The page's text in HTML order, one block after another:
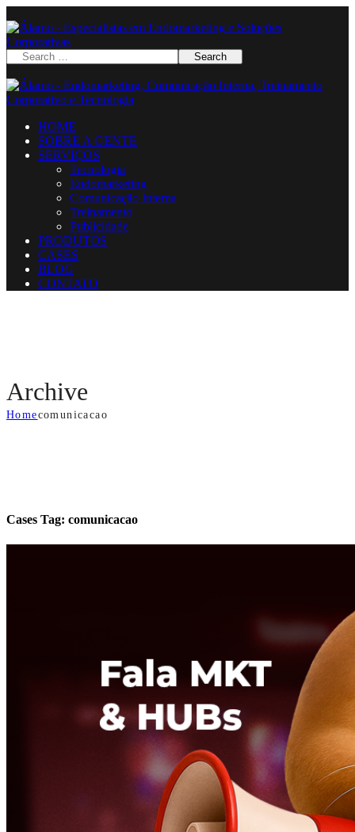
HOME
SOBRE A GENTE
SERVIÇOS
Tecnologia
Endomarketing
Comunicação Interna
Treinamento
Publicidade
PRODUTOS
CASES
BLOG
CONTATO
Archive
Homecomunicacao
Cases Tag: comunicacao